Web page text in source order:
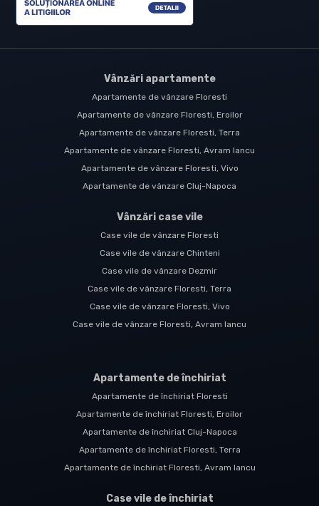
Vânzări apartamente
Apartamente de vânzare Floresti
Apartamente de vânzare Floresti, Eroilor
Apartamente de vânzare Floresti, Terra
Apartamente de vânzare Floresti, Avram Iancu
Apartamente de vânzare Floresti, Vivo
Apartamente de vânzare Cluj-Napoca
Vânzări case vile
Case vile de vânzare Floresti
Case vile de vânzare Chinteni
Case vile de vânzare Dezmir
Case vile de vânzare Floresti, Terra
Case vile de vânzare Floresti, Vivo
Case vile de vânzare Floresti, Avram Iancu
Apartamente de închiriat
Apartamente de închiriat Floresti
Apartamente de închiriat Floresti, Eroilor
Apartamente de închiriat Cluj-Napoca
Apartamente de închiriat Floresti, Terra
Apartamente de închiriat Floresti, Avram Iancu
Case vile de închiriat